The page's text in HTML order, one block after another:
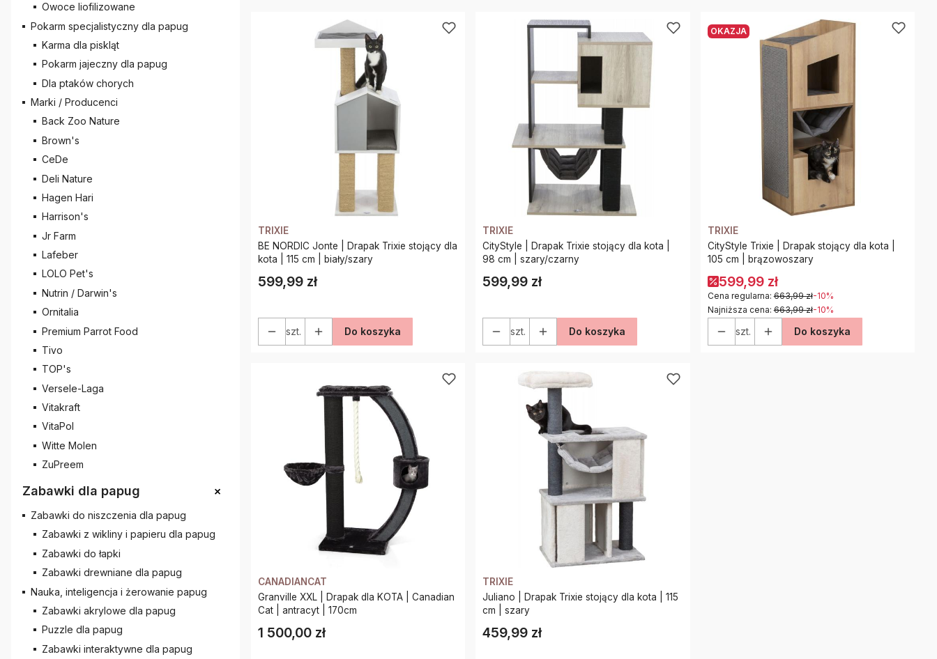
Owoce liofilizowane
Pokarm specjalistyczny dla papug
Karma dla piskląt
Pokarm jajeczny dla papug
Dla ptaków chorych
Marki / Producenci
Back Zoo Nature
Brown's
CeDe
Deli Nature
Hagen Hari
Harrison's
Jr Farm
Lafeber
LOLO Pet's
Nutrin / Darwin's
Ornitalia
Premium Parrot Food
Tivo
TOP's
Versele-Laga
Vitakraft
VitaPol
Witte Molen
ZuPreem
Zabawki dla papug +
Zabawki do niszczenia dla papug
Zabawki z wikliny i papieru dla papug
Zabawki do łapki
Zabawki drewniane dla papug
Nauka, inteligencja i żerowanie papug
Zabawki akrylowe dla papug
Puzzle dla papug
Zabawki interaktywne dla papug
TRIXIE
BE NORDIC Jonte | Drapak Trixie stojący dla
kota | 115 cm | biały/szary
Cena
599,99 zł
szt. Do koszyka
TRIXIE
CityStyle | Drapak Trixie stojący dla kota |
98 cm | szary/czarny
Cena
599,99 zł
szt. Do koszyka
OKAZJA
TRIXIE
CityStyle Trixie | Drapak stojący dla kota |
105 cm | brązowoszary
599,99 zł
Cena regularna: 663,99 zł-10%
Najniższa cena: 663,99 zł-10%
szt. Do koszyka
CANADIANCAT
Granville XXL | Drapak dla KOTA | Canadian
Cat | antracyt | 170cm
Cena
1 500,00 zł
TRIXIE
Juliano | Drapak Trixie stojący dla kota | 115
cm | szary
Cena
459,99 zł